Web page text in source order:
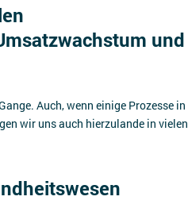
und
Auch, wenn einige Prozesse in
wir uns auch hierzulande in vielen